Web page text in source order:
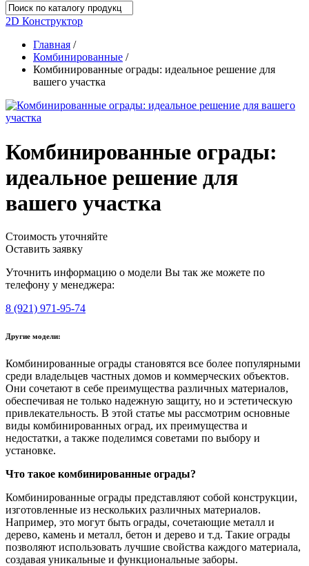
2D Конструктор
Главная /
Комбинированные /
Комбинированные ограды: идеальное решение для
вашего участка
Комбинированные ограды:
идеальное решение для
вашего участка
Стоимость уточняйте
Оставить заявку
Уточнить информацию о модели Вы так же можете по
телефону у менеджера:
8 (921) 971-95-74
Другие модели:
Комбинированные ограды становятся все более популярными
среди владельцев частных домов и коммерческих объектов.
Они сочетают в себе преимущества различных материалов,
обеспечивая не только надежную защиту, но и эстетическую
привлекательность. В этой статье мы рассмотрим основные
виды комбинированных оград, их преимущества и
недостатки, а также поделимся советами по выбору и
установке.
Что такое комбинированные ограды?
Комбинированные ограды представляют собой конструкции,
изготовленные из нескольких различных материалов.
Например, это могут быть ограды, сочетающие металл и
дерево, камень и металл, бетон и дерево и т.д. Такие ограды
позволяют использовать лучшие свойства каждого материала,
создавая уникальные и функциональные заборы.